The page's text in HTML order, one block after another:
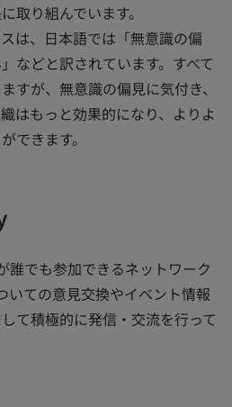
取り組んでいます。
は、日本語では「無意識の偏
などと訳されています。すべて
すが、無意識の偏見に気付き、
はもっと効果的になり、よりよ
できます。
誰でも参加できるネットワーク
いての意見交換やイベント情報
て積極的に発信・交流を行って